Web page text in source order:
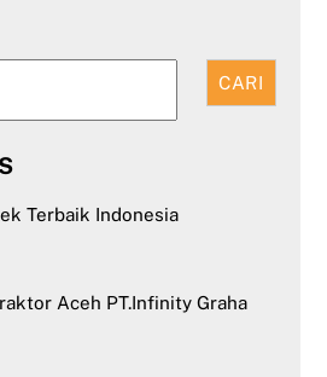
CARI
Terbaik Indonesia
Aceh PT.Infinity Graha